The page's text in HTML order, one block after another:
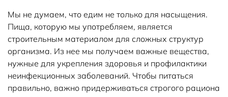
Мы не думаем, что едим не только для насыщения.
Пища, которую мы употребляем, является
строительным материалом для сложных структур
организма. Из нее мы получаем важные вещества,
нужные для укрепления здоровья и профилактики
неинфекционных заболеваний. Чтобы питаться
правильно, важно придерживаться строгого рациона